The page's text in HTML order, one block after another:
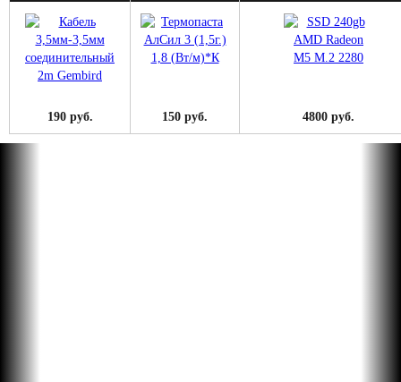
190 руб. 150 руб. 4800 руб.